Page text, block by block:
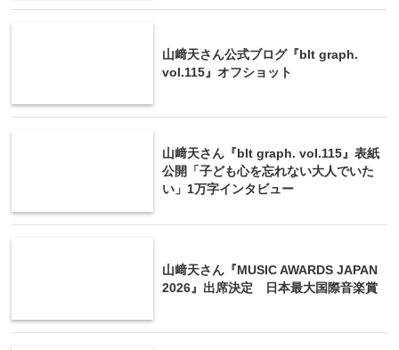
山﨑天さん公式ブログ『blt graph.
vol.115』オフショット
山﨑天さん『blt graph. vol.115』表紙
公開「子ども心を忘れない大人でいた
い」1万字インタビュー
山﨑天さん『MUSIC AWARDS JAPAN
2026』出席決定 日本最大国際音楽賞